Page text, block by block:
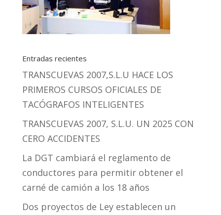
Entradas recientes
TRANSCUEVAS 2007,S.L.U HACE LOS
PRIMEROS CURSOS OFICIALES DE
TACÓGRAFOS INTELIGENTES
TRANSCUEVAS 2007, S.L.U. UN 2025 CON
CERO ACCIDENTES
La DGT cambiará el reglamento de
conductores para permitir obtener el
carné de camión a los 18 años
Dos proyectos de Ley establecen un